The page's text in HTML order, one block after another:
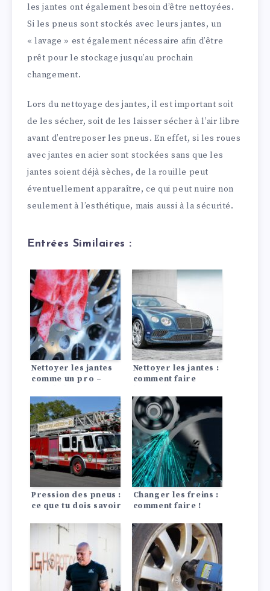
les jantes ont également besoin d’être nettoyées.
Si les pneus sont stockés avec leurs jantes, un
« lavage » est également nécessaire afin d’être
prêt pour le stockage jusqu’au prochain
changement.
Lors du nettoyage des jantes, il est important soit
de les sécher, soit de les laisser sécher à l’air libre
avant d’entreposer les pneus. En effet, si les roues
avec jantes en acier sont stockées sans que les
jantes soient déjà sèches, de la rouille peut
éventuellement apparaître, ce qui peut nuire non
seulement à l’esthétique, mais aussi à la sécurité.
Entrées Similaires :
Nettoyer les jantes
comme un pro –
nettoyage des jantes
Nettoyer les jantes :
comment faire
Pression des pneus :
ce que tu dois savoir
Changer les freins :
comment faire !